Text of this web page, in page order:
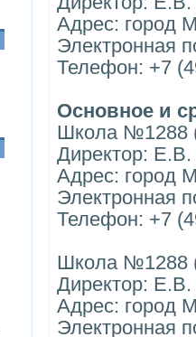
Адрес: город
Электронная
Телефон: +7
Основное и
Школа №1288
Директор:
Адрес: город
Электронная
Телефон: +7
Школа №1288
Директор:
Адрес: город
Электронная